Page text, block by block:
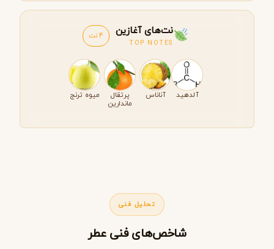
نت‌های آغازین
TOP NOTES
4 نت
آلدهید آناناس
پرتقال
ماندارین
میوه ترنج
تحلیل فنی
شاخص‌های فنی عطر